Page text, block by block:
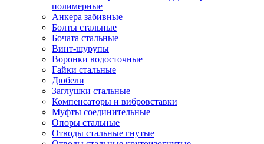
полимерные
Анкера забивные
Болты стальные
Бочата стальные
Винт-шурупы
Воронки водосточные
Гайки стальные
Дюбели
Заглушки стальные
Компенсаторы и вибровставки
Муфты соединительные
Опоры стальные
Отводы стальные гнутые